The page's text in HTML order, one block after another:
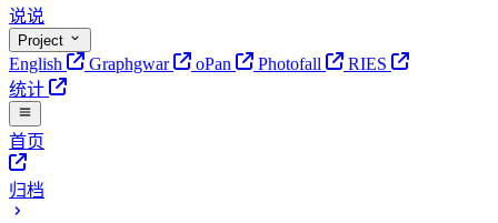
说说
Project
English Graphgwar oPan Photofall
RIES
统计
首页
归档